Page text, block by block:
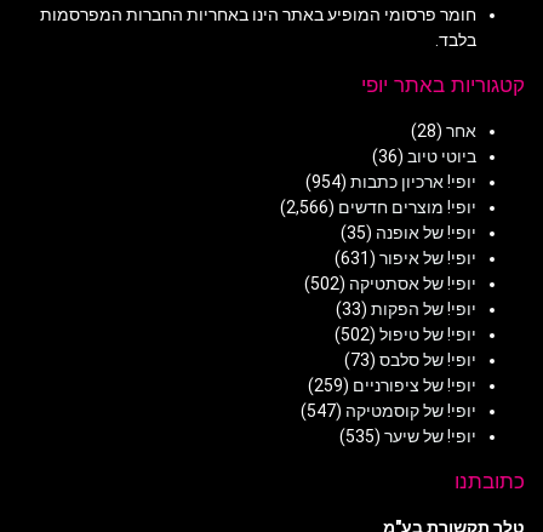
חומר פרסומי המופיע באתר הינו באחריות החברות המפרסמות
בלבד.
קטגוריות באתר יופי
אחר (28)
ביוטי טיוב (36)
יופי! ארכיון כתבות (954)
יופי! מוצרים חדשים (2,566)
יופי! של אופנה (35)
יופי! של איפור (631)
יופי! של אסתטיקה (502)
יופי! של הפקות (33)
יופי! של טיפול (502)
יופי! של סלבס (73)
יופי! של ציפורניים (259)
יופי! של קוסמטיקה (547)
יופי! של שיער (535)
כתובתנו
טלר תקשורת בע"מ